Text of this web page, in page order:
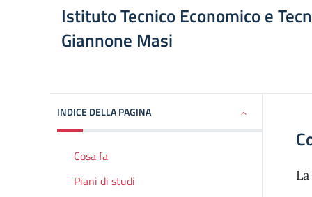
Istituto Tecnico Economico e
Giannone Masi
INDICE DELLA PAGINA
Cosa fa
Piani di studi
La